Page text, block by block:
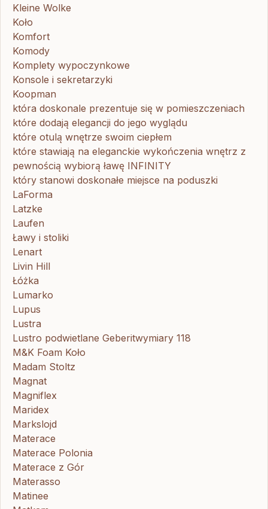
Kleine Wolke
Koło
Komfort
Komody
Komplety wypoczynkowe
Konsole i sekretarzyki
Koopman
która doskonale prezentuje się w pomieszczeniach
które dodają elegancji do jego wyglądu
które otulą wnętrze swoim ciepłem
które stawiają na eleganckie wykończenia wnętrz z
pewnością wybiorą ławę INFINITY
który stanowi doskonałe miejsce na poduszki
LaForma
Latzke
Laufen
Ławy i stoliki
Lenart
Livin Hill
Łóżka
Lumarko
Lupus
Lustra
Lustro podwietlane Geberitwymiary 118
M&K Foam Koło
Madam Stoltz
Magnat
Magniflex
Maridex
Markslojd
Materace
Materace Polonia
Materace z Gór
Materasso
Matinee